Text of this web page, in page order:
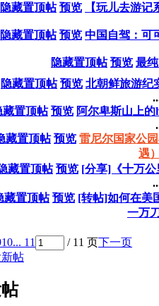
隐藏置顶帖 预览 【玩儿去游
隐藏置顶帖 预览 中国自驾：可
隐藏置顶帖 预览 最
隐藏置顶帖 预览 北朝鲜旅游纪
藏置顶帖 预览 阿尔卑斯山上
藏置顶帖 预览 雷尼尔国家公
遇
藏置顶帖 预览 [分享]《十万
藏置顶帖 预览 [转帖]如何在美
一万
10... 11 / 11 页下一页